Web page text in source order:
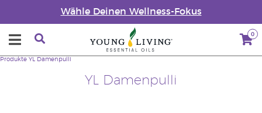
Wähle Deinen Wellness-Fokus
0
YL Damenpulli
Produkte YL Damenpulli